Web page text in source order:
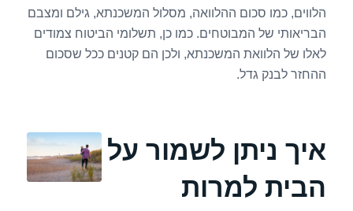
הלווים, כמו סכום ההלוואה, מסלול המשכנתא, גילם ומצבם
הבריאותי של המבוטחים. כמו כן, תשלומי הביטוח צמודים
לאלו של הלוואת המשכנתא, ולכן הם קטנים ככל שסכום
ההחזר לבנק גדל.
איך ניתן לשמור על
הבית למרות